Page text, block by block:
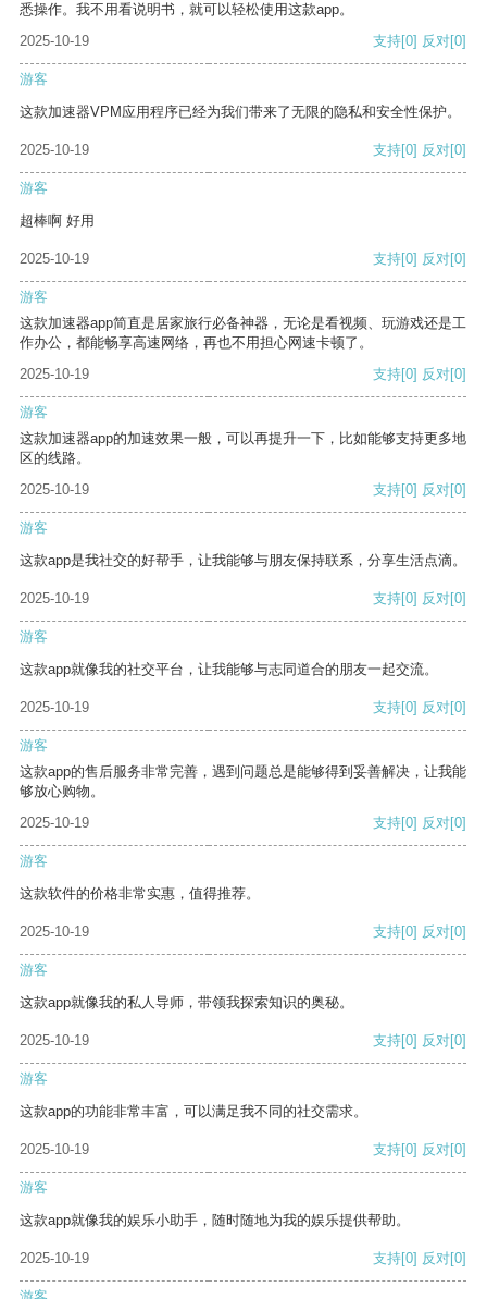
悉操作。我不用看说明书，就可以轻松使用这款app。
2025-10-19
支持[0] 反对[0]
游客
这款加速器VPM应用程序已经为我们带来了无限的隐私和安全性保护。
2025-10-19 支持[0] 反对[0]
游客
超棒啊 好用
2025-10-19 支持[0] 反对[0]
游客
这款加速器app简直是居家旅行必备神器，无论是看视频、玩游戏还是工
作办公，都能畅享高速网络，再也不用担心网速卡顿了。
2025-10-19
支持[0] 反对[0]
游客
这款加速器app的加速效果一般，可以再提升一下，比如能够支持更多地
区的线路。
2025-10-19
支持[0] 反对[0]
游客
这款app是我社交的好帮手，让我能够与朋友保持联系，分享生活点滴。
2025-10-19 支持[0] 反对[0]
游客
这款app就像我的社交平台，让我能够与志同道合的朋友一起交流。
2025-10-19 支持[0] 反对[0]
游客
这款app的售后服务非常完善，遇到问题总是能够得到妥善解决，让我能
够放心购物。
2025-10-19
支持[0] 反对[0]
游客
这款软件的价格非常实惠，值得推荐。
2025-10-19 支持[0] 反对[0]
游客
这款app就像我的私人导师，带领我探索知识的奥秘。
2025-10-19 支持[0] 反对[0]
游客
这款app的功能非常丰富，可以满足我不同的社交需求。
2025-10-19 支持[0] 反对[0]
游客
这款app就像我的娱乐小助手，随时随地为我的娱乐提供帮助。
2025-10-19 支持[0] 反对[0]